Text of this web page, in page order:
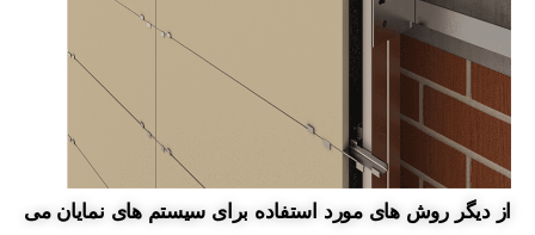
از دیگر روش های مورد استفاده برای سیستم های نمایان می